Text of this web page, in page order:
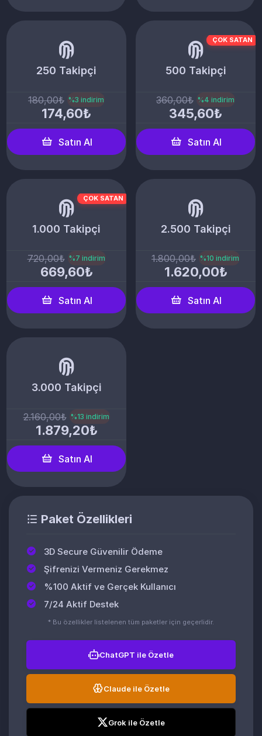
Paket Özellikleri
3D Secure Güvenilir Ödeme
Şifrenizi Vermeniz Gerekmez
%100 Aktif ve Gerçek Kullanıcı
7/24 Aktif Destek
* Bu özellikler listelenen tüm paketler için geçerlidir.
ChatGPT ile Özetle
Claude ile Özetle
Grok ile Özetle
250 Takipçi
180,00₺ %3 indirim
174,60₺
Satın Al
ÇOK SATAN
500 Takipçi
360,00₺ %4 indirim
345,60₺
Satın Al
ÇOK SATAN
1.000 Takipçi
720,00₺ %7 indirim
669,60₺
Satın Al
2.500 Takipçi
1.800,00₺ %10 indirim
1.620,00₺
Satın Al
3.000 Takipçi
2.160,00₺ %13 indirim
1.879,20₺
Satın Al